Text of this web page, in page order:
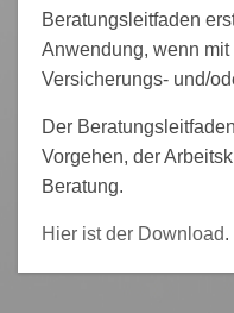
Beratungsleitfaden
Anwendung, wenn
Versicherungs- und/
Der
Vorgehen, der
Beratung.
Hier ist der Download.